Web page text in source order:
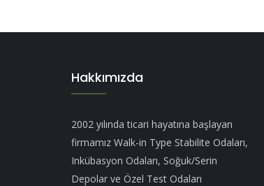
Hakkımızda
2002 yılında ticari hayatına başlayan
firmamız Walk-in Type Stabilite Odaları,
Inkübasyon Odaları, Soğuk/Serin
Depolar ve Özel Test Odaları